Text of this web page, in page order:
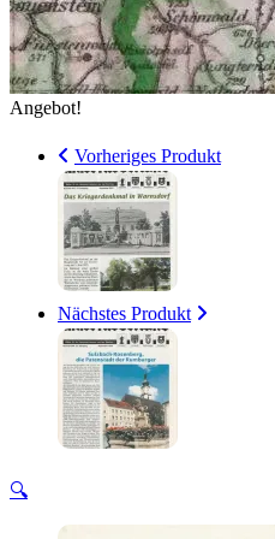
Angebot!
Vorheriges Produkt
Nächstes Produkt
🔍